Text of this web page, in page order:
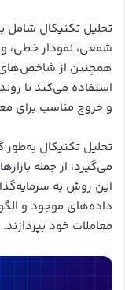
تحلیل تکنیکال شامل
شمعی، نمودار خطی،
همچنین از شاخص‌های
استفاده می‌کند تا
و خروج مناسب برای
تحلیل تکنیکال به‌طور
می‌گیرد، از جمله
این روش به
داده‌های موجود و
معاملات خود بپردازند.